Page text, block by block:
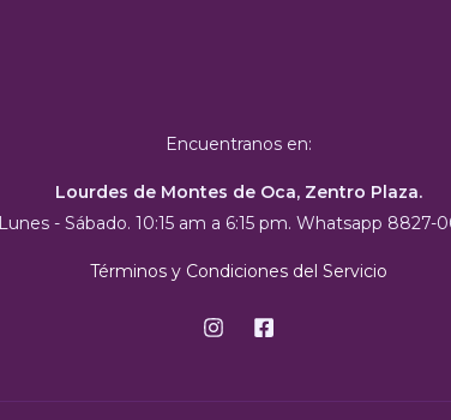
Encuentranos en:
Lourdes de Montes de Oca, Zentro Plaza.
Lunes - Sábado. 10:15 am a 6:15 pm. Whatsapp 8827-
Términos y Condiciones del Servicio